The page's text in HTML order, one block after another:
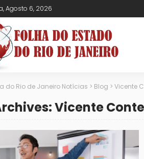
Agosto 6, 2026
do Rio de Janeiro Notícias > Blog > Vicente
Vicente